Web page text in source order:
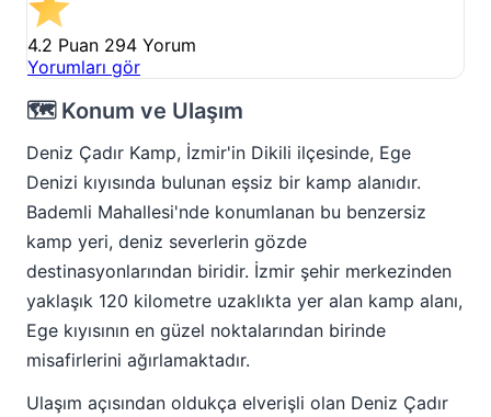
4.2 Puan 294 Yorum
Yorumları gör
🗺️ Konum ve Ulaşım
Deniz Çadır Kamp, İzmir'in Dikili ilçesinde, Ege
Denizi kıyısında bulunan eşsiz bir kamp alanıdır.
Bademli Mahallesi'nde konumlanan bu benzersiz
kamp yeri, deniz severlerin gözde
destinasyonlarından biridir. İzmir şehir merkezinden
yaklaşık 120 kilometre uzaklıkta yer alan kamp alanı,
Ege kıyısının en güzel noktalarından birinde
misafirlerini ağırlamaktadır.
Ulaşım açısından oldukça elverişli olan Deniz Çadır